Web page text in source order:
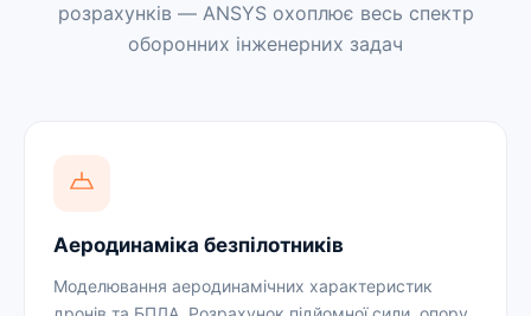
розрахунків — ANSYS охоплює весь спектр
оборонних інженерних задач
Аеродинаміка безпілотників
Моделювання аеродинамічних характеристик